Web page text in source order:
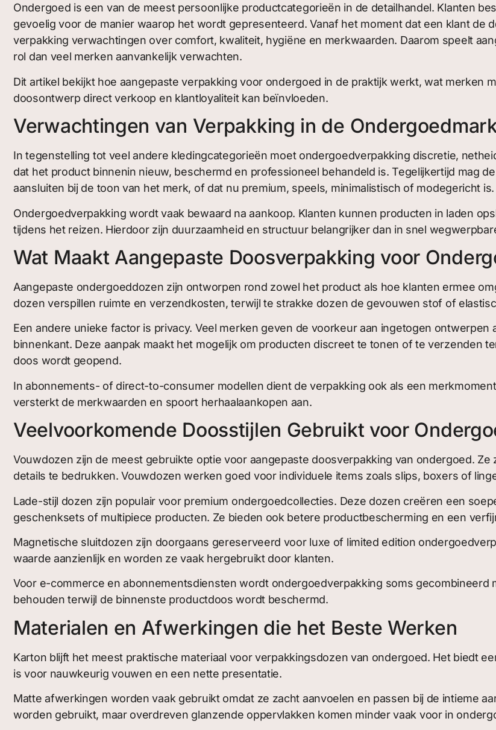
Ondergoed is een van de meest persoonlijke productcategorieën in de detailhandel. Klanten
gevoelig voor de manier waarop het wordt gepresenteerd. Vanaf het moment dat een klant de
verpakking verwachtingen over comfort, kwaliteit, hygiëne en merkwaarden. Daarom speelt
rol dan veel merken aanvankelijk verwachten.
Dit artikel bekijkt hoe aangepaste verpakking voor ondergoed in de praktijk werkt, wat merken
doosontwerp direct verkoop en klantloyaliteit kan beïnvloeden.
Verwachtingen van Verpakking in de
In tegenstelling tot veel andere kledingcategorieën moet ondergoedverpakking discretie,
dat het product binnenin nieuw, beschermd en professioneel behandeld is. Tegelijkertijd mag
aansluiten bij de toon van het merk, of dat nu premium, speels, minimalistisch of modegericht is.
Ondergoedverpakking wordt vaak bewaard na aankoop. Klanten kunnen producten in laden
tijdens het reizen. Hierdoor zijn duurzaamheid en structuur belangrijker dan in snel
Wat Maakt Aangepaste Doosverpakking voor
Aangepaste ondergoeddozen zijn ontworpen rond zowel het product als hoe klanten ermee
dozen verspillen ruimte en verzendkosten, terwijl te strakke dozen de gevouwen stof of
Een andere unieke factor is privacy. Veel merken geven de voorkeur aan ingetogen
binnenkant. Deze aanpak maakt het mogelijk om producten discreet te tonen of te verzenden
doos wordt geopend.
In abonnements- of direct-to-consumer modellen dient de verpakking ook als een
versterkt de merkwaarden en spoort herhaalaankopen aan.
Veelvoorkomende Doosstijlen Gebruikt voor
Vouwdozen zijn de meest gebruikte optie voor aangepaste doosverpakking van ondergoed.
details te bedrukken. Vouwdozen werken goed voor individuele items zoals slips, boxers of
Lade-stijl dozen zijn populair voor premium ondergoedcollecties. Deze dozen creëren een
geschenksets of multipiece producten. Ze bieden ook betere productbescherming en een
Magnetische sluitdozen zijn doorgaans gereserveerd voor luxe of limited edition
waarde aanzienlijk en worden ze vaak hergebruikt door klanten.
Voor e-commerce en abonnementsdiensten wordt ondergoedverpakking soms
behouden terwijl de binnenste productdoos wordt beschermd.
Materialen en Afwerkingen die het Beste Werken
Karton blijft het meest praktische materiaal voor verpakkingsdozen van ondergoed. Het biedt
is voor nauwkeurig vouwen en een nette presentatie.
Matte afwerkingen worden vaak gebruikt omdat ze zacht aanvoelen en passen bij de intieme
worden gebruikt, maar overdreven glanzende oppervlakken komen minder vaak voor in